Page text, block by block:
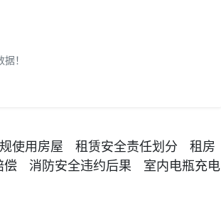
！
使用房屋 租赁安全责任划分
租房
偿 消防安全违约后果
室内电瓶充电